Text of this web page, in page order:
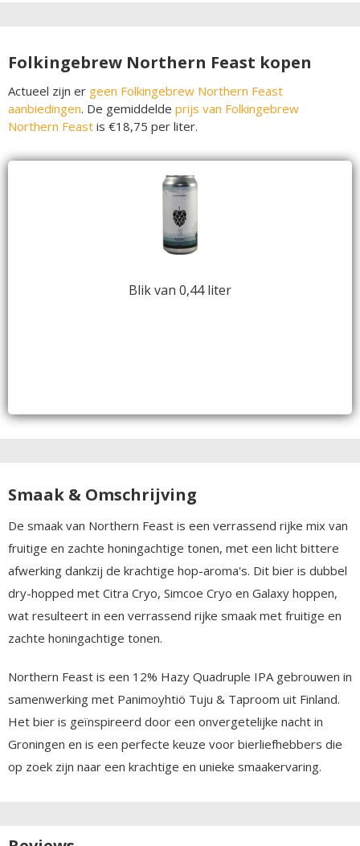
Folkingebrew Northern Feast kopen
Actueel zijn er geen Folkingebrew Northern Feast
aanbiedingen. De gemiddelde prijs van Folkingebrew
Northern Feast is €18,75 per liter.
Blik van 0,44 liter
Smaak & Omschrijving
De smaak van Northern Feast is een verrassend rijke mix van
fruitige en zachte honingachtige tonen, met een licht bittere
afwerking dankzij de krachtige hop-aroma's. Dit bier is dubbel
dry-hopped met Citra Cryo, Simcoe Cryo en Galaxy hoppen,
wat resulteert in een verrassend rijke smaak met fruitige en
zachte honingachtige tonen.
Northern Feast is een 12% Hazy Quadruple IPA gebrouwen in
samenwerking met Panimoyhtiö Tuju & Taproom uit Finland.
Het bier is geïnspireerd door een onvergetelijke nacht in
Groningen en is een perfecte keuze voor bierliefhebbers die
op zoek zijn naar een krachtige en unieke smaakervaring.